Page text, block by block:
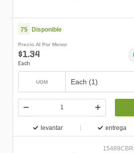
75 Disponible
Precio Al Por Menor
$1.34
Each
UOM Each (1)
levantar entrega
15489CBR